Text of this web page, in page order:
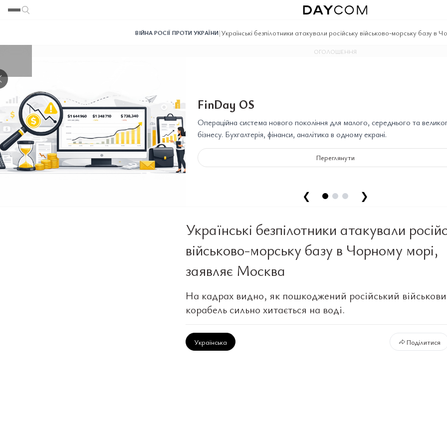
ВІЙНА РОСІЇ ПРОТИ УКРАЇНИ|Українські безпілотники атакували російську військово-морську базу
ОГОЛОШЕННЯ
FinDay OS
Операційна система нового покоління для малого, середнього та
бізнесу. Бухгалтерія, фінанси, аналітика в одному екрані.
Переглянути
❮ ❯
Українські безпілотники атакували
військово-морську базу в Чорному морі,
заявляє Москва
На кадрах видно, як пошкоджений російський
корабель сильно хитається на воді.
Українська Поділитися